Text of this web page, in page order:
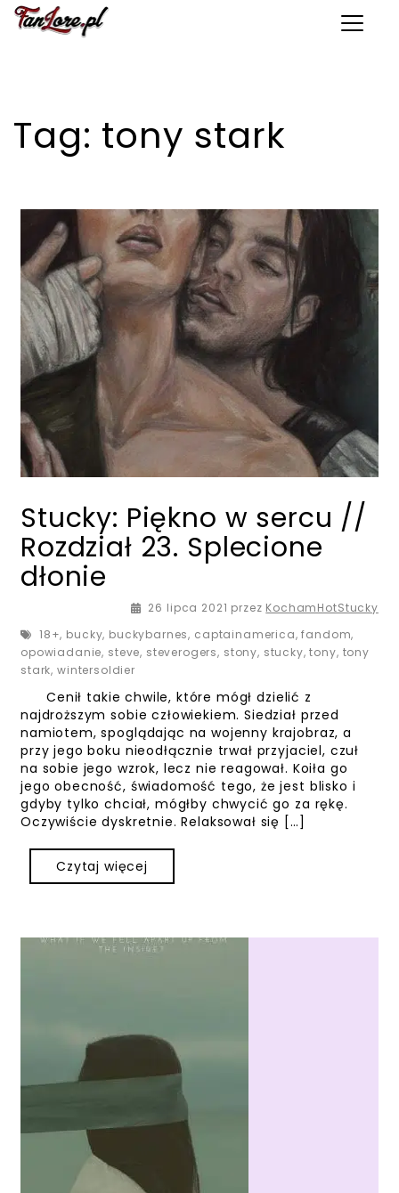
Toggle
Tag: tony stark
Stucky: Piękno w sercu //
Rozdział 23. Splecione
dłonie
26 lipca 2021 przez KochamHotStucky
18+, bucky, buckybarnes, captainamerica,fandom,
opowiadanie, steve, steverogers, stony, stucky,tony, tony
stark, wintersoldier
Cenił takie chwile, które mógł dzielić z
najdroższym sobie człowiekiem. Siedział przed
namiotem, spoglądając na wojenny krajobraz, a
przy jego boku nieodłącznie trwał przyjaciel, czuł
na sobie jego wzrok, lecz nie reagował. Koiła go
jego obecność, świadomość tego, że jest blisko i
gdyby tylko chciał, mógłby chwycić go za rękę.
Oczywiście dyskretnie. Relaksował się […]
Czytaj więcej